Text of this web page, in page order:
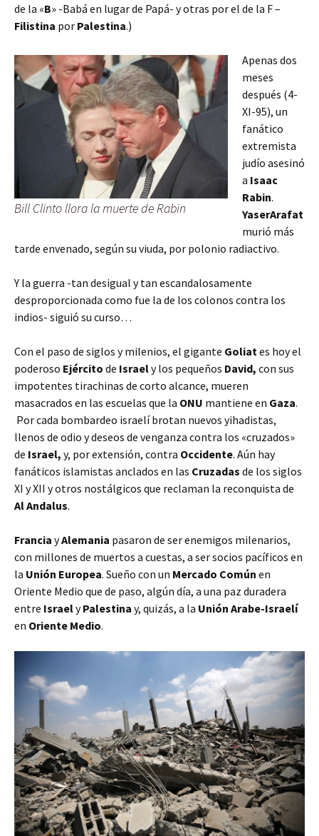
de la «B» -Babá en lugar de Papá- y otras por el de la F –
Filistina por Palestina.)
Bill Clinto llora la muerte de Rabin
Apenas dos
meses
después (4-
XI-95), un
fanático
extremista
judío asesinó
a Isaac
Rabin.
YaserArafat
murió más
tarde envenado, según su viuda, por polonio radiactivo.
Y la guerra -tan desigual y tan escandalosamente
desproporcionada como fue la de los colonos contra los
indios- siguió su curso…
Con el paso de siglos y milenios, el gigante Goliat es hoy el
poderoso Ejército de Israely los pequeños David, con sus
impotentes tirachinas de corto alcance, mueren
masacrados en las escuelas que la ONU mantiene en Gaza.
Por cada bombardeo israelí brotan nuevos yihadistas,
llenos de odio y deseos de venganza contra los «cruzados»
de Israel, y, por extensión, contra Occidente. Aún hay
fanáticos islamistas anclados en las Cruzadas de los siglos
XI y XII y otros nostálgicos que reclaman la reconquista de
Al Andalus.
Francia yAlemania pasaron de ser enemigos milenarios,
con millones de muertos a cuestas, a ser socios pacíficos en
la Unión Europea. Sueño con un Mercado Común en
Oriente Medio que de paso, algún día, a una paz duradera
entre IsraelyPalestina y, quizás, a la Unión Arabe-Israelí
en Oriente Medio.